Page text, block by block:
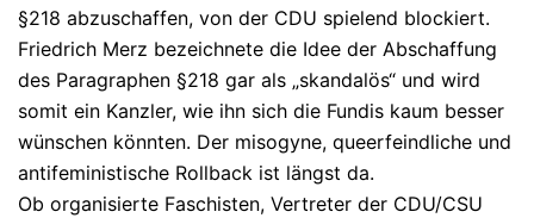
§218 abzuschaffen, von der CDU spielend blockiert.
Friedrich Merz bezeichnete die Idee der Abschaffung
des Paragraphen §218 gar als „skandalös“ und wird
somit ein Kanzler, wie ihn sich die Fundis kaum besser
wünschen könnten. Der misogyne, queerfeindliche und
antifeministische Rollback ist längst da.
Ob organisierte Faschisten, Vertreter der CDU/CSU